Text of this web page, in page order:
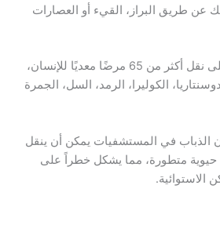
عن طريق البراز، القيء أو العصارات
البعض يُشتبه بأنه قادر على نقل أكثر من 65 مرضًا معديًا للإنسان،
الكوليرا، الرمد، السل، الجمرة
الذباب في المستشفيات يمكن أن ينقل
حيوية متطورة، مما يشكل خطراً على
الاستوائية.